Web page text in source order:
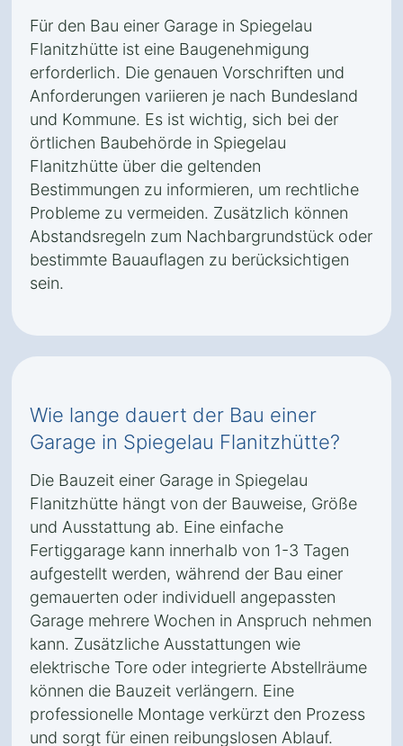
Für den Bau einer Garage in Spiegelau
Flanitzhütte ist eine Baugenehmigung
erforderlich. Die genauen Vorschriften und
Anforderungen variieren je nach Bundesland
und Kommune. Es ist wichtig, sich bei der
örtlichen Baubehörde in Spiegelau
Flanitzhütte über die geltenden
Bestimmungen zu informieren, um rechtliche
Probleme zu vermeiden. Zusätzlich können
Abstandsregeln zum Nachbargrundstück oder
bestimmte Bauauflagen zu berücksichtigen
sein.
Wie lange dauert der Bau einer
Garage in Spiegelau Flanitzhütte?
Die Bauzeit einer Garage in Spiegelau
Flanitzhütte hängt von der Bauweise, Größe
und Ausstattung ab. Eine einfache
Fertiggarage kann innerhalb von 1-3 Tagen
aufgestellt werden, während der Bau einer
gemauerten oder individuell angepassten
Garage mehrere Wochen in Anspruch nehmen
kann. Zusätzliche Ausstattungen wie
elektrische Tore oder integrierte Abstellräume
können die Bauzeit verlängern. Eine
professionelle Montage verkürzt den Prozess
und sorgt für einen reibungslosen Ablauf.